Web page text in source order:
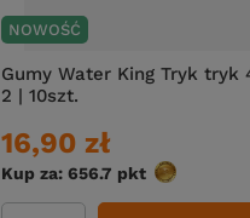
NOWOŚĆ
Gumy Water King Tryk tryk
2 | 10szt.
16,90 zł
Kup za: 656.7 pkt punktów